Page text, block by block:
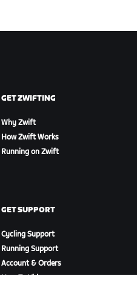
GET ZWIFTING
Why Zwift
How Zwift Works
Running on Zwift
GET SUPPORT
Cycling Support
Running Support
Account & Orders
How-To Videos